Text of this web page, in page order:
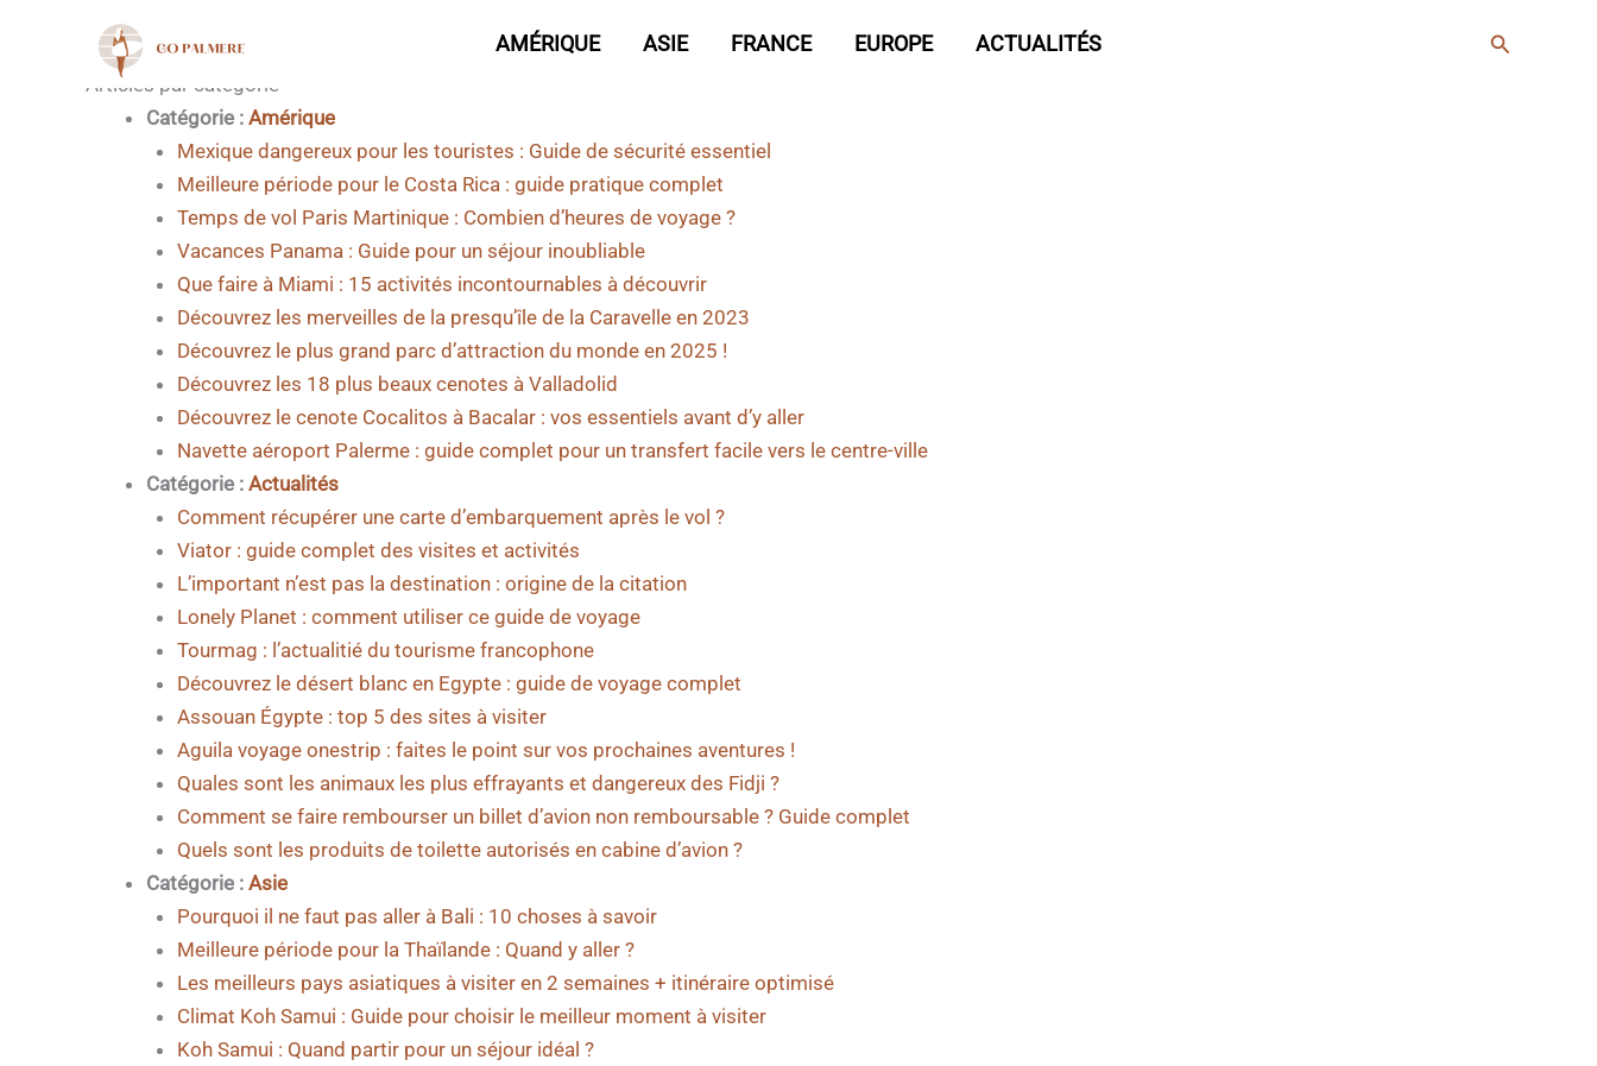
AMÉRIQUE ASIE FRANCE EUROPE ACTUALITÉS Rechercher
Plan du site
Articles par catégorie
Catégorie : Amérique
Mexique dangereux pour les touristes : Guide de sécurité essentiel
Meilleure période pour le Costa Rica : guide pratique complet
Temps de vol Paris Martinique : Combien d’heures de voyage ?
Vacances Panama : Guide pour un séjour inoubliable
Que faire à Miami : 15 activités incontournables à découvrir
Découvrez les merveilles de la presqu’île de la Caravelle en 2023
Découvrez le plus grand parc d’attraction du monde en 2025 !
Découvrez les 18 plus beaux cenotes à Valladolid
Découvrez le cenote Cocalitos à Bacalar : vos essentiels avant d’y aller
Navette aéroport Palerme : guide complet pour un transfert facile vers le centre-ville
Catégorie : Actualités
Comment récupérer une carte d’embarquement après le vol ?
Viator : guide complet des visites et activités
L’important n’est pas la destination : origine de la citation
Lonely Planet : comment utiliser ce guide de voyage
Tourmag : l’actualitié du tourisme francophone
Découvrez le désert blanc en Egypte : guide de voyage complet
Assouan Égypte : top 5 des sites à visiter
Aguila voyage onestrip : faites le point sur vos prochaines aventures !
Quales sont les animaux les plus effrayants et dangereux des Fidji ?
Comment se faire rembourser un billet d’avion non remboursable ? Guide complet
Quels sont les produits de toilette autorisés en cabine d’avion ?
Catégorie : Asie
Pourquoi il ne faut pas aller à Bali : 10 choses à savoir
Meilleure période pour la Thaïlande : Quand y aller ?
Les meilleurs pays asiatiques à visiter en 2 semaines + itinéraire optimisé
Climat Koh Samui : Guide pour choisir le meilleur moment à visiter
Koh Samui : Quand partir pour un séjour idéal ?